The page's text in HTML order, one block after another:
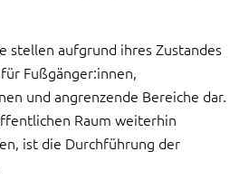
stellen aufgrund ihres Zustandes
Fußgänger:innen,
und angrenzende Bereiche dar.
Raum weiterhin
ist die Durchführung der